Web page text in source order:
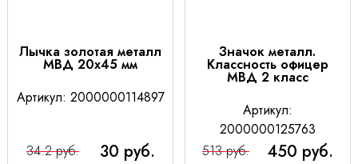
Лычка золотая металл
МВД 20х45 мм
Артикул: 2000000114897
34.2 руб. 30 руб.
Значок металл.
Классность офицер
МВД 2 класс
Артикул:
2000000125763
513 руб.
450 руб.